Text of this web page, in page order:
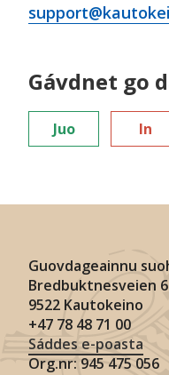
Gávdnet go
Juo In
Guovdageainnu
Bredbuktnesveien 6
9522 Kautokeino
+47 78 48 71 00
Sáddes e-poasta
Org.nr: 945 475 056